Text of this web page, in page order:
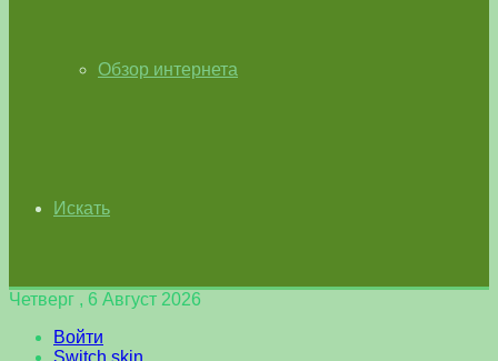
Обзор интернета
Искать
Четверг , 6 Август 2026
Войти
Switch skin